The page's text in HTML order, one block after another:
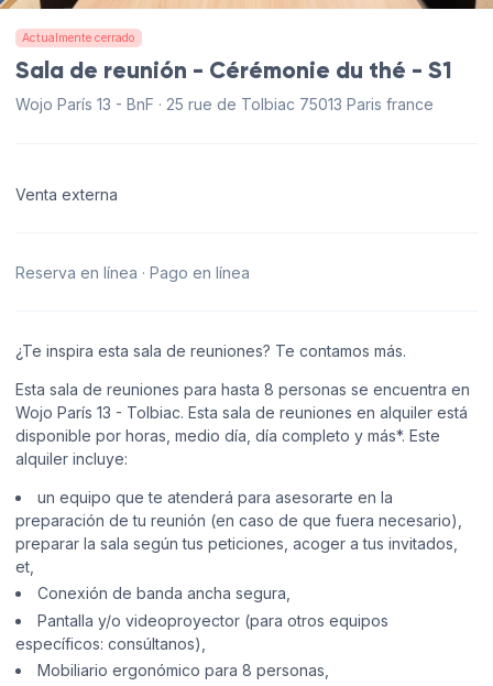
Actualmente cerrado
Sala de reunión - Cérémonie du thé - S1
Wojo París 13 - BnF · 25 rue de Tolbiac 75013 Paris france
Venta externa
Reserva en línea · Pago en línea
¿Te inspira esta sala de reuniones? Te contamos más.
Esta sala de reuniones para hasta 8 personas se encuentra en
Wojo París 13 - Tolbiac. Esta sala de reuniones en alquiler está
disponible por horas, medio día, día completo y más*. Este
alquiler incluye:
un equipo que te atenderá para asesorarte en la
preparación de tu reunión (en caso de que fuera necesario),
preparar la sala según tus peticiones, acoger a tus invitados,
et,
Conexión de banda ancha segura,
Pantalla y/o videoproyector (para otros equipos
específicos: consúltanos),
Mobiliario ergonómico para 8 personas,